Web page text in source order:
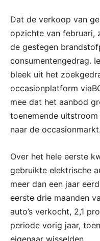
Dat de verkoop van
opzichte van februari,
de gestegen
consumentengedrag.
bleek uit het
occasionplatform
mee dat het aanbod
toenemende uitstroom
naar de occasionmarkt.
Over het hele eerste
gebruikte elektrische
meer dan een jaar
eerste drie maanden
auto’s verkocht, 2,1
periode vorig jaar,